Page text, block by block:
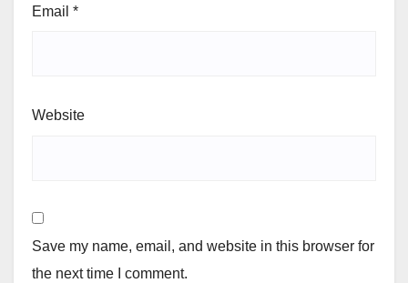
Email *
Website
Save my name, email, and website in this browser for
the next time I comment.